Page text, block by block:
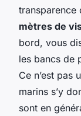
mètres de
bord, vous
les bancs de
Ce n’est pas
marins s’y
sont en